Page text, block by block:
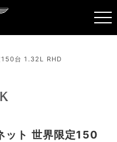
150台 1.32L RHD
ット 世界限定150